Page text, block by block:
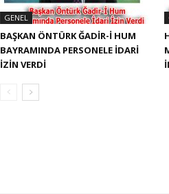
GENEL
BAŞKAN ÖNTÜRK ĞADIR-İ HUM
BAYRAMINDA PERSONELE İDARI
İZIN VERDI